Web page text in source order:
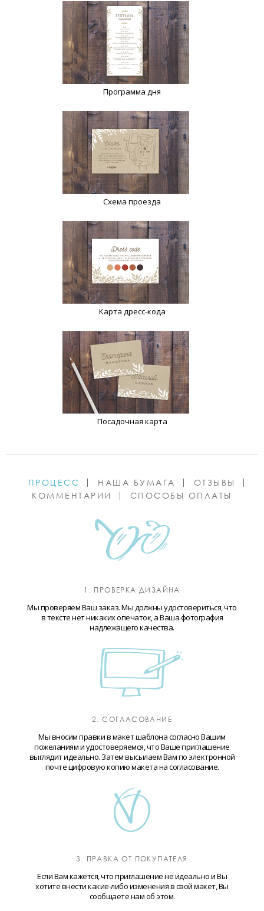
Программа дня
Схема проезда
Карта дресс-кода
Посадочная карта
ПРОЦЕСС НАША БУМАГА
ОТЗЫВЫ
КОММЕНТАРИИ
СПОСОБЫ ОПЛАТЫ
1. ПРОВЕРКА ДИЗАЙНА
Мы проверяем Ваш заказ. Мы должны удостовериться, что
в тексте нет никаких опечаток, а Ваша фотография
надлежащего качества.
2. СОГЛАСОВАНИЕ
Мы вносим правки в макет шаблона согласно Вашим
пожеланиям и удостоверяемся, что Ваше приглашение
выглядит идеально. Затем высылаем Вам по электронной
почте цифровую копию макета на согласование.
3. ПРАВКА ОТ ПОКУПАТЕЛЯ
Если Вам кажется, что приглашение не идеально и Вы
хотите внести какие-либо изменения в свой макет, Вы
сообщаете нам об этом.